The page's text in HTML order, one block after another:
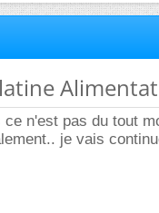
n'est pas du tout
je vais